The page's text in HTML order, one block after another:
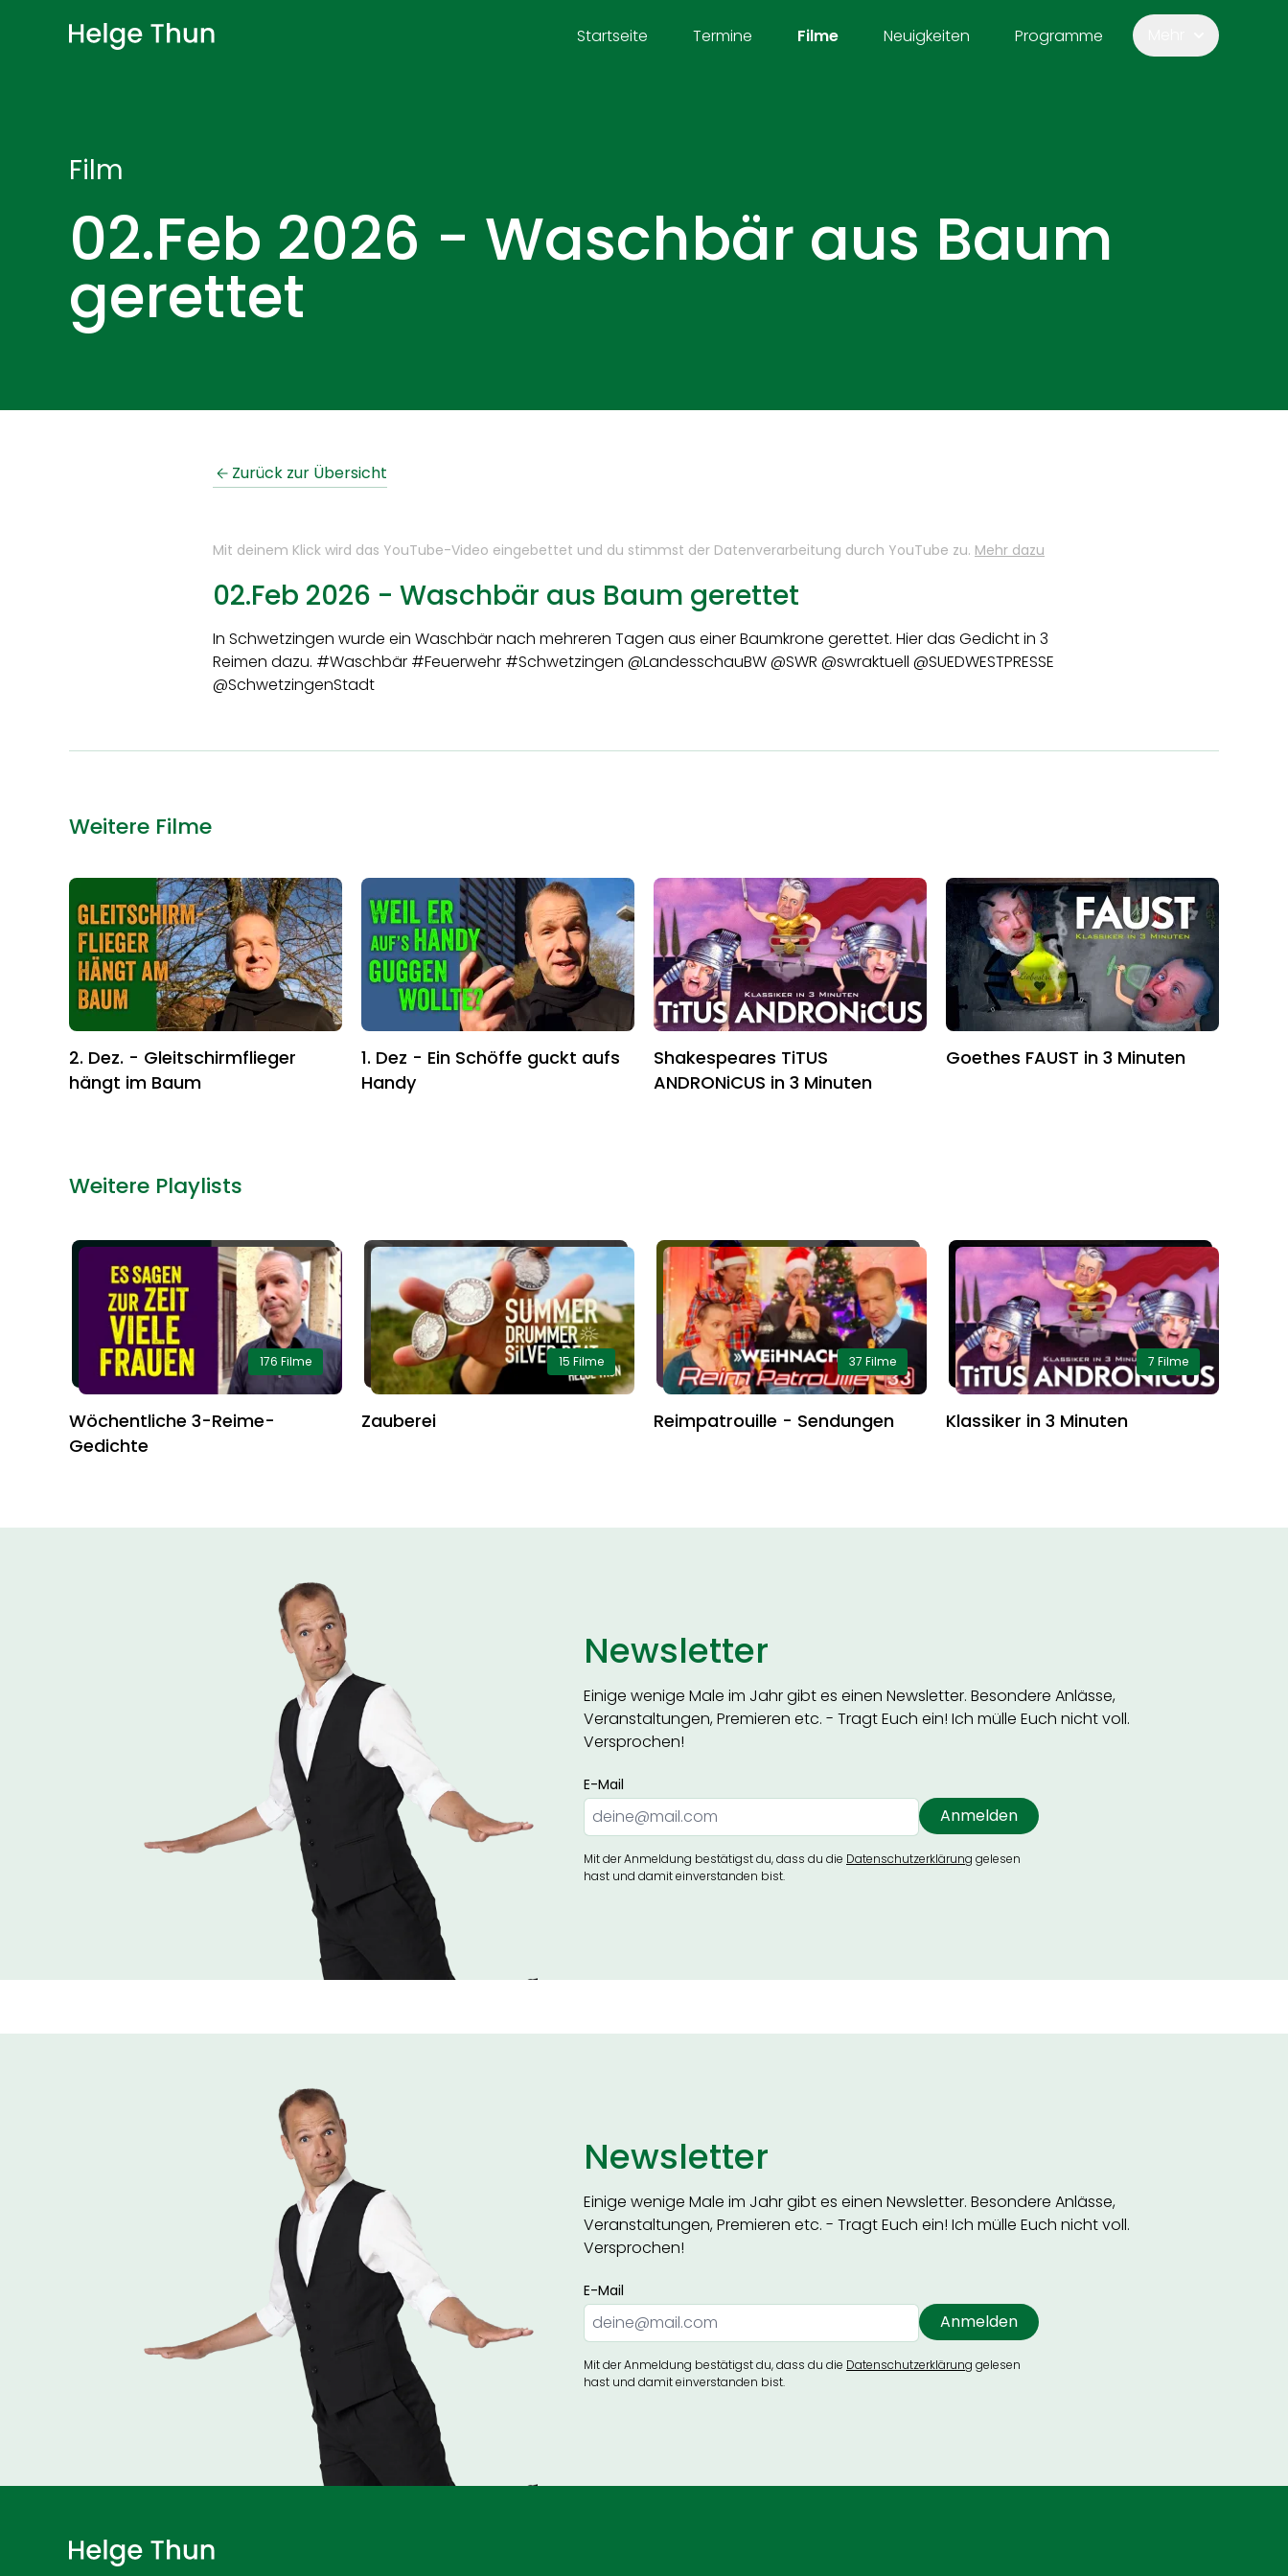
Startseite Termine Filme Neuigkeiten Programme
Film
02.Feb 2026 - Waschbär aus Baum
gerettet
Zurück zur Übersicht
Mit deinem Klick wird das YouTube-Video eingebettet und du stimmst der Datenverarbeitung durch YouTube zu. Mehr dazu
02.Feb 2026 - Waschbär aus Baum gerettet
In Schwetzingen wurde ein Waschbär nach mehreren Tagen aus einer Baumkrone gerettet. Hier das Gedicht in 3
Reimen dazu. #Waschbär #Feuerwehr #Schwetzingen @LandesschauBW @SWR @swraktuell @SUEDWESTPRESSE
@SchwetzingenStadt
Weitere Filme
2. Dez. - Gleitschirmflieger
hängt im Baum
1. Dez - Ein Schöffe guckt aufs
Handy
Shakespeares TiTUS
ANDRONiCUS in 3 Minuten
Goethes FAUST in 3 Minuten
Weitere Playlists
176 Filme
Wöchentliche 3-Reime-
Gedichte
15 Filme
Zauberei
37 Filme
Reimpatrouille - Sendungen
7 Filme
Klassiker in 3 Minuten
Newsletter
Einige wenige Male im Jahr gibt es einen Newsletter. Besondere Anlässe,
Veranstaltungen, Premieren etc. - Tragt Euch ein! Ich mülle Euch nicht voll.
Versprochen!
E-Mail
Mit der Anmeldung bestätigst du, dass du die Datenschutzerklärung gelesen
hast und damit einverstanden bist.
Newsletter
Einige wenige Male im Jahr gibt es einen Newsletter. Besondere Anlässe,
Veranstaltungen, Premieren etc. - Tragt Euch ein! Ich mülle Euch nicht voll.
Versprochen!
E-Mail
Mit der Anmeldung bestätigst du, dass du die Datenschutzerklärung gelesen
hast und damit einverstanden bist.